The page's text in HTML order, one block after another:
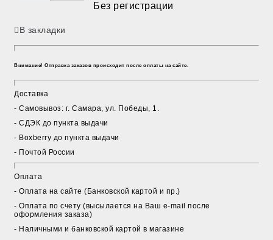
Без регистрации
В закладки
Внимание! Отправка заказов происходит после оплаты на сайте.
Доставка
- Cамовывоз: г. Самара, ул. Победы, 1.
- СДЭК до пункта выдачи
- Boxberry до пункта выдачи
- Почтой России
Оплата
- Оплата на сайте (Банковской картой и пр.)
- Оплата по счету (высылается на Ваш e-mail после
оформления заказа)
- Наличными и банковской картой в магазине